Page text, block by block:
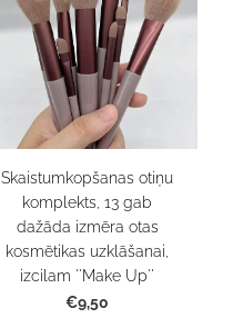
Skaistumkopšanas otiņu
komplekts, 13 gab
dažāda izmēra otas
kosmētikas uzklāšanai,
izcilam ''Make Up''
€9,50